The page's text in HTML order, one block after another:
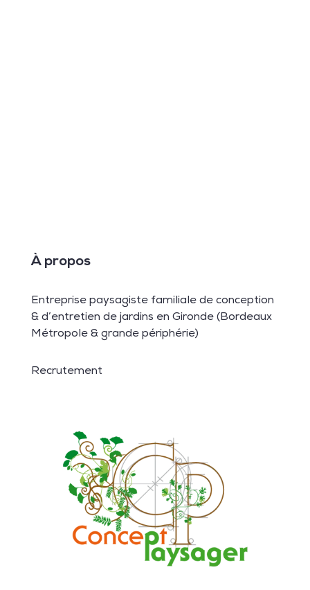
À propos
Entreprise paysagiste familiale de conception
& d’entretien de jardins en Gironde (Bordeaux
Métropole & grande périphérie)
Recrutement